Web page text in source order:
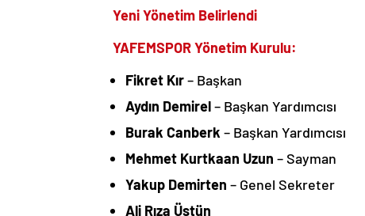
Yeni Yönetim Belirlendi
YAFEMSPOR Yönetim Kurulu:
Fikret Kır– Başkan
Aydın Demirel– Başkan Yardımcısı
Burak Canberk – Başkan Yardımcısı
Mehmet Kurtkaan Uzun – Sayman
Yakup Demirten – Genel Sekreter
Ali Rıza Üstün